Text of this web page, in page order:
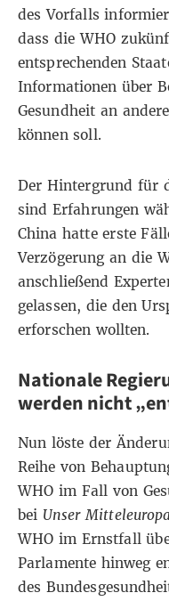
des Vorfalls
dass die WHO
entsprechenden
Informationen über
Gesundheit an
können soll.
Der Hintergrund für
sind Erfahrungen
China hatteerste
Verzögerungan die
anschließend
gelassen, die den
erforschen wollten.
Nationale
werden nicht
Nun löste der
Reihe von
WHO im Fall von
bei Unser Mitteleuropa
WHO im Ernstfall
Parlamente hinweg
des